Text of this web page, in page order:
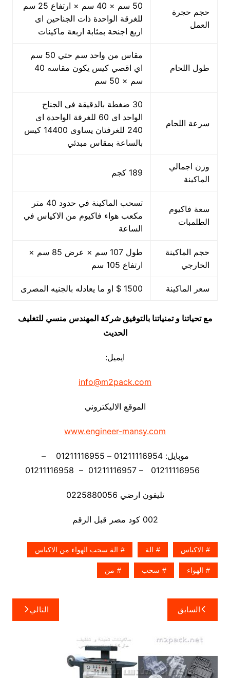
حجم حجرة
العمل
50 سم × 40 سم × ارتفاع 25 سم
للغرقة الواحدة ذات الجناحين اى
اربع اجنحة بمثابة اربعة ماكينات
طول اللحام
مقاس من واحد سم حتي 50 سم
اي اقصي كيس يكون مقاسه 40
سم × 50 سم
سرعة اللحام
30 ضغطة بالدقيقة فى الجناح
الواحد اى 60 للغرفة الواحدة اى
240 للغرفتان يساوى 14400 كيس
بالساعة بمقاس مبدئي
وزن اجمالي
الماكينة
189 كجم
سعة فاكيوم
الطلمبات
تسحب الماكينة في حدود 40 متر
مكعب هواء فاكيوم من الاكياس في
الساعة
حجم الماكينة
الخارجي
طول 107 سم × عرض 85 سم ×
ارتفاع 105 سم
سعر الماكينة 1500 $ او ما يعادله بالجنيه المصرى
مع تحياتنا و تمنياتنا بالتوفيق شركة المهندس منسي للتغليف
الحديث
ايميل:
info@m2pack.com
الموقع الاليكتروني
www.engineer-mansy.com
موبايل: 01211116954 – 01211116955 –
تليفون ارضي 0225880056
002 كود مصر قبل الرقم
الاكياس الة الة سحب الهواء من الاكياس
الهواء سحب من
تصفّح
المقالات
السابق التالي